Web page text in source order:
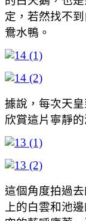
定，若然找不
鴦水鴨。
據說，每次天
欣賞這片寧靜的
這個角度拍過
上的白雲和池